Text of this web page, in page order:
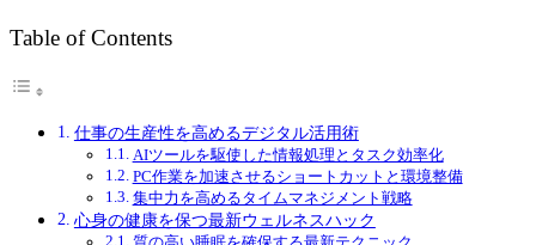
Table of Contents
仕事の生産性を高めるデジタル活用術
AIツールを駆使した情報処理とタスク効率化
PC作業を加速させるショートカットと環境整備
集中力を高めるタイムマネジメント戦略
心身の健康を保つ最新ウェルネスハック